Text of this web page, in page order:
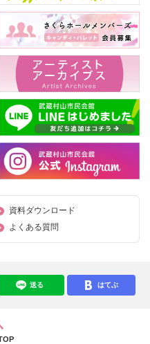
資料ダウンロード
よくある質問
送る はてぶ